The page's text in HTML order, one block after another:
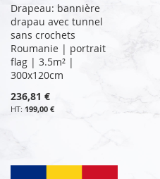
Drapeau: bannière
drapau avec tunnel
sans crochets
Roumanie | portrait
flag | 3.5m² |
300x120cm
236,81 €
199,00 €